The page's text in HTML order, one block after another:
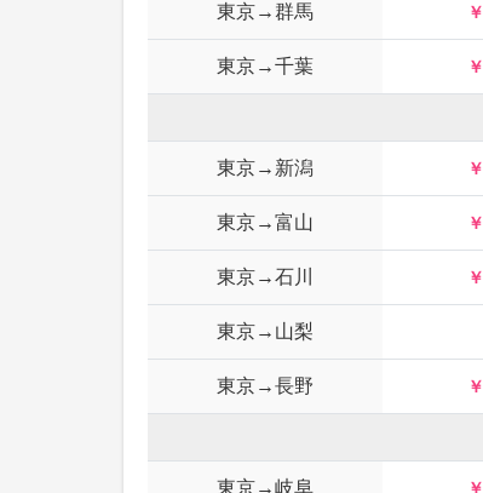
東京→群馬
東京→千葉
東京→新潟
東京→富山
東京→石川
東京→山梨
東京→長野
東京→岐阜